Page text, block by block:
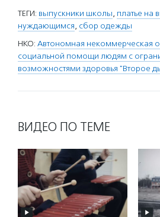
ТЕГИ: выпускники школы, платье на
нуждающимся, сбор одежды
НКО: Автономная некоммерческая
социальной помощи людям с
возможностями здоровья "Второе
ВИДЕО ПО ТЕМЕ